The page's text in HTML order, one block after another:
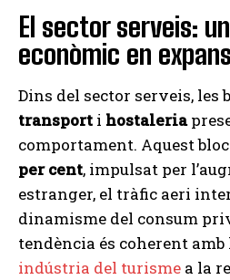
El sector serveis:
econòmic en
Dins del sector serveis, les
transport i hostaleria
comportament. Aquest
per cent, impulsat per
estranger, el tràfic aeri
dinamisme del consum
tendència és coherent
indústria del turisme a la